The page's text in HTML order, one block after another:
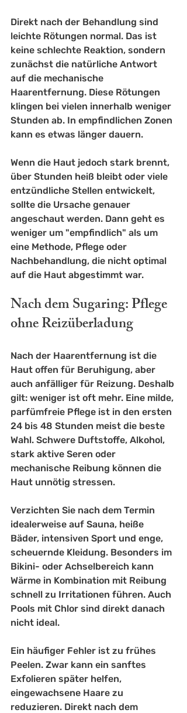
Direkt nach der Behandlung sind
leichte Rötungen normal. Das ist
keine schlechte Reaktion, sondern
zunächst die natürliche Antwort
auf die mechanische
Haarentfernung. Diese Rötungen
klingen bei vielen innerhalb weniger
Stunden ab. In empfindlichen Zonen
kann es etwas länger dauern.
Wenn die Haut jedoch stark brennt,
über Stunden heiß bleibt oder viele
entzündliche Stellen entwickelt,
sollte die Ursache genauer
angeschaut werden. Dann geht es
weniger um "empfindlich" als um
eine Methode, Pflege oder
Nachbehandlung, die nicht optimal
auf die Haut abgestimmt war.
Nach dem Sugaring: Pflege
ohne Reizüberladung
Nach der Haarentfernung ist die
Haut offen für Beruhigung, aber
auch anfälliger für Reizung. Deshalb
gilt: weniger ist oft mehr. Eine milde,
parfümfreie Pflege ist in den ersten
24 bis 48 Stunden meist die beste
Wahl. Schwere Duftstoffe, Alkohol,
stark aktive Seren oder
mechanische Reibung können die
Haut unnötig stressen.
Verzichten Sie nach dem Termin
idealerweise auf Sauna, heiße
Bäder, intensiven Sport und enge,
scheuernde Kleidung. Besonders im
Bikini- oder Achselbereich kann
Wärme in Kombination mit Reibung
schnell zu Irritationen führen. Auch
Pools mit Chlor sind direkt danach
nicht ideal.
Ein häufiger Fehler ist zu frühes
Peelen. Zwar kann ein sanftes
Exfolieren später helfen,
eingewachsene Haare zu
reduzieren. Direkt nach dem